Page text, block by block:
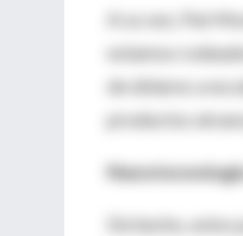
A su vez, Pat
estamos
de dólares a
productos
De hecho,